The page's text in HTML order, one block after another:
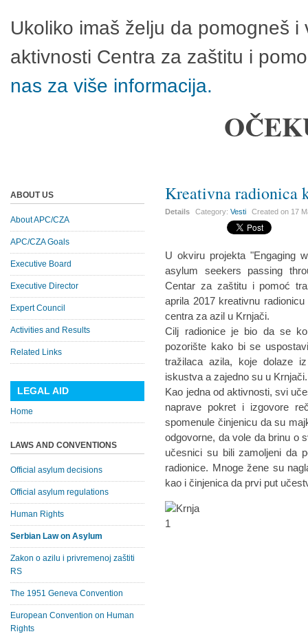
Ukoliko imaš želju da pomogneš
aktivnosti Centra za zaštitu i
nas za više informacija.
Kreativna radionica
Details Category:Vesti Created on 17
U okviru projekta "Engaging
asylum seekers passing
Centar za zaštitu i pomoć
aprila 2017 kreativnu
centra za azil u Krnjači.
Cilj radionice je bio da se
pozorište kako bi se
tražilaca azila, koje dolaze
iskustva a zajedno su u Krnjači.
Kao jedna od aktivnosti, svi
naprave pokret i izgovore
spomenule činjenicu da su
odgovorne, da vole da brinu o
učesnici su bili zamoljeni da
radionice. Mnoge žene su
kao i činjenica da prvi put
ABOUT US
About APC/CZA
APC/CZA Goals
Executive Board
Executive Director
Expert Council
Activities and Results
Related Links
LEGAL AID
Home
LAWS AND CONVENTIONS
Official asylum decisions
Official asylum regulations
Human Rights
Serbian Law on Asylum
Zakon o azilu i privremenoj zaštiti
RS
The 1951 Geneva Convention
European Convention on Human
Rights